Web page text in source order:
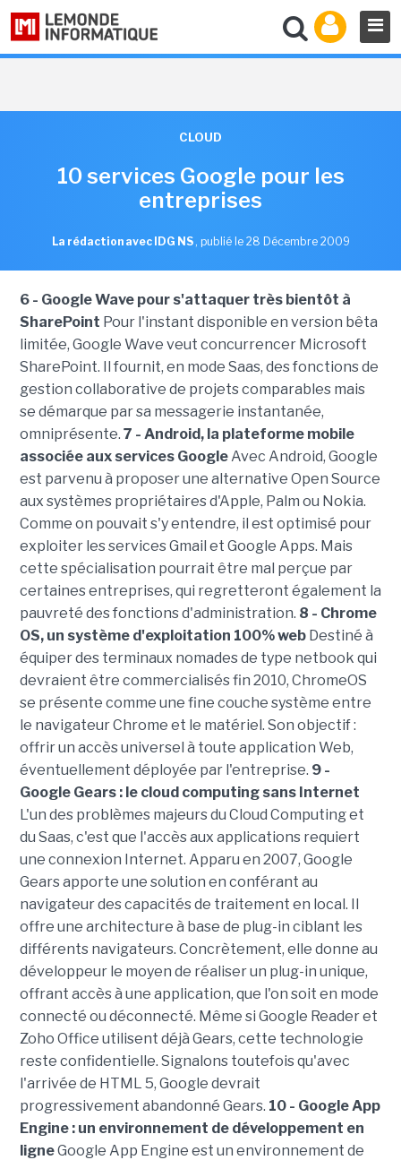
CLOUD
10 services Google pour les
entreprises
La rédaction avec IDG NS , publié le 28 Décembre 2009
6 - Google Wave pour s'attaquer très bientôt à
SharePoint Pour l'instant disponible en version bêta
limitée, Google Wave veut concurrencer Microsoft
SharePoint. Il fournit, en mode Saas, des fonctions de
gestion collaborative de projets comparables mais
se démarque par sa messagerie instantanée,
omniprésente. 7 - Android, la plateforme mobile
associée aux services GoogleAvec Android, Google
est parvenu à proposer une alternative Open Source
aux systèmes propriétaires d'Apple, Palm ou Nokia.
Comme on pouvait s'y entendre, il est optimisé pour
exploiter les services Gmail et Google Apps. Mais
cette spécialisation pourrait être mal perçue par
certaines entreprises, qui regretteront également la
pauvreté des fonctions d'administration. 8 - Chrome
OS, un système d'exploitation 100% webDestiné à
équiper des terminaux nomades de type netbook qui
devraient être commercialisés fin 2010, ChromeOS
se présente comme une fine couche système entre
le navigateur Chrome et le matériel. Son objectif :
offrir un accès universel à toute application Web,
éventuellement déployée par l'entreprise. 9 -
Google Gears : le cloud computing sans Internet
L'un des problèmes majeurs du Cloud Computing et
du Saas, c'est que l'accès aux applications requiert
une connexion Internet. Apparu en 2007, Google
Gears apporte une solution en conférant au
navigateur des capacités de traitement en local. Il
offre une architecture à base de plug-in ciblant les
différents navigateurs. Concrètement, elle donne au
développeur le moyen de réaliser un plug-in unique,
offrant accès à une application, que l'on soit en mode
connecté ou déconnecté. Même si Google Reader et
Zoho Office utilisent déjà Gears, cette technologie
reste confidentielle. Signalons toutefois qu'avec
l'arrivée de HTML 5, Google devrait
progressivement abandonné Gears. 10 - Google App
Engine : un environnement de développement en
ligneGoogle App Engine est un environnement de